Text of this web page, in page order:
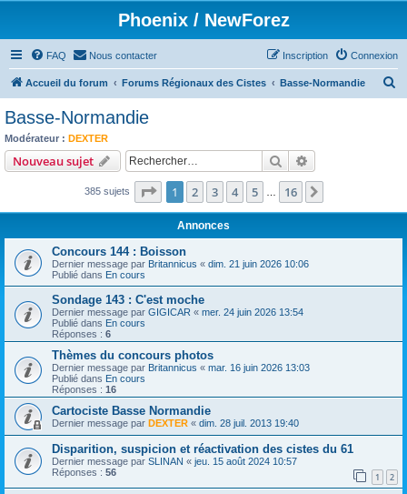
Phoenix / NewForez
FAQ Nous contacter Connexion
Inscription
Accueil du forum Forums Régionaux des Cistes Basse-Normandie
c
Basse-Normandie
Modérateur : DEXTER
Nouveau sujet Rechercher
385 sujets Page 1sur16
1 2 3 4 5 16
Annonces
Concours 144 : Boisson
Dernier message par Britannicus « dim. 21 juin 2026 10:06
Publié dans En cours
Sondage 143 : C'est moche
Dernier message par GIGICAR « mer. 24 juin 2026 13:54
Publié dans En cours
Réponses : 6
Thèmes du concours photos
Dernier message par Britannicus « mar. 16 juin 2026 13:03
Publié dans En cours
Réponses : 16
Cartociste Basse Normandie
Dernier message par DEXTER « dim. 28 juil. 2013 19:40
Disparition, suspicion et réactivation des cistes du 61
Dernier message par SLINAN « jeu. 15 août 2024 10:57
Réponses : 56 1 2